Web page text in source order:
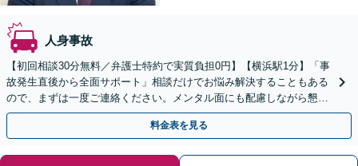
人身事故
【初回相談30分無料／弁護士特約で実質負担0円】【横浜駅1分】「事
故発生直後から全面サポート」相談だけでお悩み解決することもある
ので、まずは一度ご連絡ください。メンタル面にも配慮しながら懇切
丁寧に対応いたします「死亡事故から軽傷事故まで」
料金表を見る